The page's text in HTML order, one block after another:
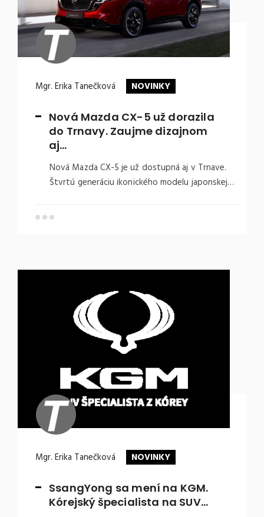
Mgr. Erika Tanečková NOVINKY
Nová Mazda CX-5 už dorazila
do Trnavy. Zaujme dizajnom
aj…
Nová Mazda CX-5 je už dostupná aj v Trnave.
Štvrtú generáciu ikonického modelu japonskej…
Mgr. Erika Tanečková NOVINKY
SsangYong sa mení na KGM.
Kórejský špecialista na SUV…